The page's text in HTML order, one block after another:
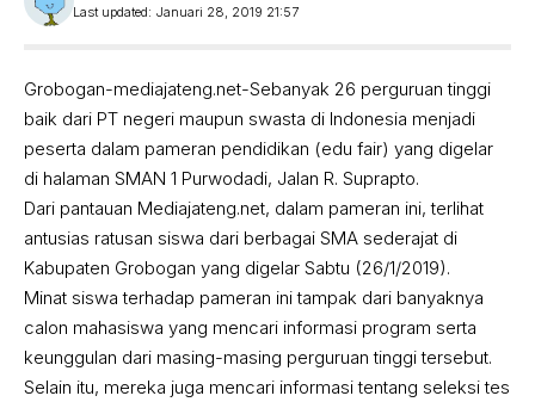
Last updated: Januari 28, 2019 21:57
Grobogan-mediajateng.net-Sebanyak 26 perguruan tinggi
baik dari PT negeri maupun swasta di Indonesia menjadi
peserta dalam pameran pendidikan (edu fair) yang digelar
di halaman SMAN 1 Purwodadi, Jalan R. Suprapto.
Dari pantauan Mediajateng.net, dalam pameran ini, terlihat
antusias ratusan siswa dari berbagai SMA sederajat di
Kabupaten Grobogan yang digelar Sabtu (26/1/2019).
Minat siswa terhadap pameran ini tampak dari banyaknya
calon mahasiswa yang mencari informasi program serta
keunggulan dari masing-masing perguruan tinggi tersebut.
Selain itu, mereka juga mencari informasi tentang seleksi tes